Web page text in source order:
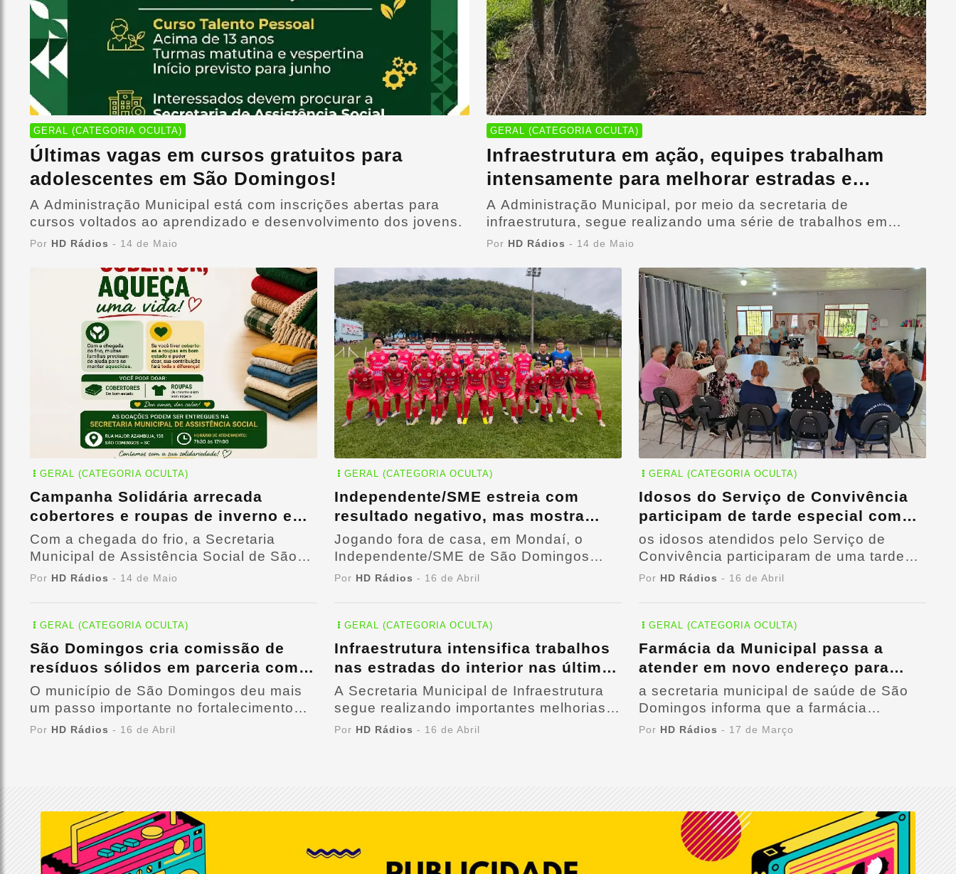
GERAL (CATEGORIA OCULTA)
Últimas vagas em cursos gratuitos para
adolescentes em São Domingos!
A Administração Municipal está com inscrições abertas para
cursos voltados ao aprendizado e desenvolvimento dos jovens.
Por HD Rádios - 14 de Maio
GERAL (CATEGORIA OCULTA)
Infraestrutura em ação, equipes trabalham
intensamente para melhorar estradas e
atender comunidades do interior
A Administração Municipal, por meio da secretaria de
infraestrutura, segue realizando uma série de trabalhos em
diferentes pontos do município
Por HD Rádios - 14 de Maio
GERAL (CATEGORIA OCULTA)
Campanha Solidária arrecada
cobertores e roupas de inverno em
São Domingos
Com a chegada do frio, a Secretaria
Municipal de Assistência Social de São
Domingos lançou a campanha “Doe um
Por HD Rádios - 14 de Maio
GERAL (CATEGORIA OCULTA)
Independente/SME estreia com
resultado negativo, mas mostra
força no Estadual de Amadores.
Jogando fora de casa, em Mondaí, o
Independente/SME de São Domingos
iniciou sua caminhada no Estadual de
Por HD Rádios - 16 de Abril
GERAL (CATEGORIA OCULTA)
Idosos do Serviço de Convivência
participam de tarde especial com
atividades e integração
os idosos atendidos pelo Serviço de
Convivência participaram de uma tarde
especial
Por HD Rádios - 16 de Abril
GERAL (CATEGORIA OCULTA)
São Domingos cria comissão de
resíduos sólidos em parceria com o
IMA e reforça ações ambientais
O município de São Domingos deu mais
um passo importante no fortalecimento
das políticas ambientais com a criação de
Por HD Rádios - 16 de Abril
GERAL (CATEGORIA OCULTA)
Infraestrutura intensifica trabalhos
nas estradas do interior nas últimas
semanas.
A Secretaria Municipal de Infraestrutura
segue realizando importantes melhorias
nas estradas do interior de São Domingos
Por HD Rádios - 16 de Abril
GERAL (CATEGORIA OCULTA)
Farmácia da Municipal passa a
atender em novo endereço para
facilitar acesso da população em
São Domingos
a secretaria municipal de saúde de São
Domingos informa que a farmácia
municipal passa a atender em um novo
Por HD Rádios - 17 de Março